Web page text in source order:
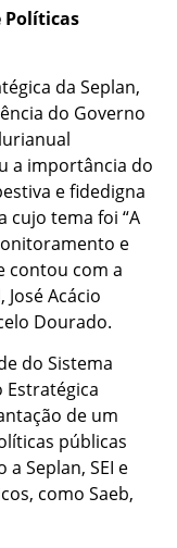
Políticas
da Seplan,
do Governo
a importância do
e fidedigna
cujo tema foi “A
e
contou com a
Acácio
Dourado.
do Sistema
Estratégica
de um
públicas
Seplan, SEI e
como Saeb,